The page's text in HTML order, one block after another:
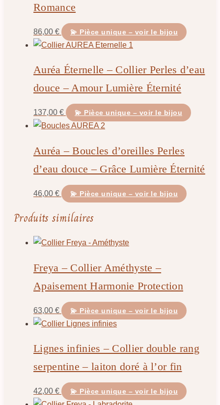
Romance
86,00 € 💫 Pièce unique – voir le bijou
Auréa Éternelle – Collier Perles d’eau
douce – Amour Lumière Éternité
137,00 € 💫 Pièce unique – voir le bijou
Auréa – Boucles d’oreilles Perles
d’eau douce – Grâce Lumière Éternité
46,00 € 💫 Pièce unique – voir le bijou
Produits similaires
Freya – Collier Améthyste –
Apaisement Harmonie Protection
63,00 € 💫 Pièce unique – voir le bijou
Lignes infinies – Collier double rang
serpentine – laiton doré à l’or fin
42,00 € 💫 Pièce unique – voir le bijou